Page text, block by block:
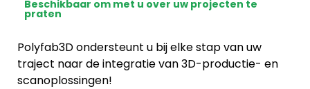
Beschikbaar om met u over uw projecten te
praten
Polyfab3D ondersteunt u bij elke stap van uw
traject naar de integratie van 3D-productie- en
scanoplossingen!